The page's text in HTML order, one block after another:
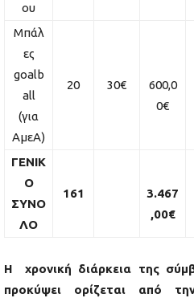
ου
Μπάλ
ες
goalb
all
(για
ΑμεΑ)
20 30€
600,0
0€
ΓΕΝΙΚ
Ο
ΣΥΝΟ
ΛΟ
161
3.467
,00€
H χρονική διάρκεια της
προκύψει ορίζεται από